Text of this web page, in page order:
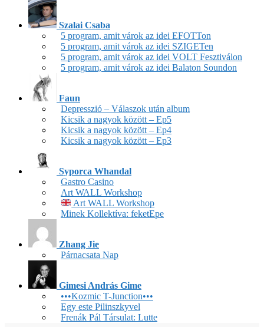
Szalai Csaba
5 program, amit várok az idei EFOTTon
5 program, amit várok az idei SZIGETen
5 program, amit várok az idei VOLT Fesztiválon
5 program, amit várok az idei Balaton Soundon
Faun
Depresszió – Válaszok után album
Kicsik a nagyok között – Ep5
Kicsik a nagyok között – Ep4
Kicsik a nagyok között – Ep3
Syporca Whandal
Gastro Casino
Art WALL Workshop
Art WALL Workshop
Minek Kollektíva: feketEpe
Zhang Jie
Párnacsata Nap
Gimesi András Gime
•••Kozmic T-Junction•••
Egy este Pilinszkyvel
Frenák Pál Társulat: Lutte